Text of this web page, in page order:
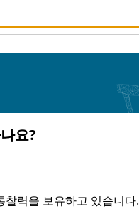
요?
찰력을 보유하고 있습니다.